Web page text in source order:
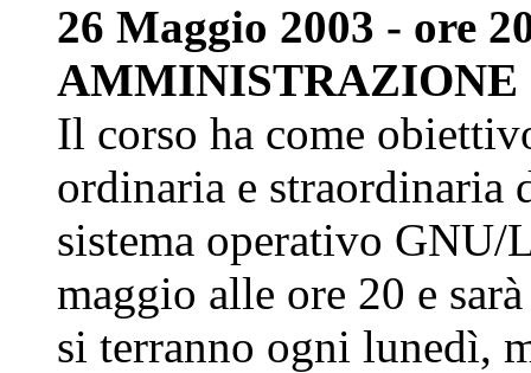
26 Maggio 2003 - ore
AMMINISTRAZIONE
Il corso ha come
ordinaria e straordinaria
sistema operativo
maggio alle ore 20 e
si terranno ogni lunedì,